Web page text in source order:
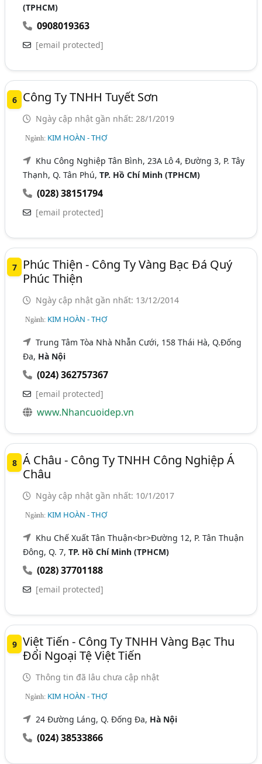
(TPHCM)
0908019363
[email protected]
6 Công Ty TNHH Tuyết Sơn
Ngày cập nhật gần nhất: 28/1/2019
Ngành: KIM HOÀN - THỢ
Khu Công Nghiệp Tân Bình, 23A Lô 4, Đường 3, P. Tây
Thạnh, Q. Tân Phú,TP. Hồ Chí Minh (TPHCM)
(028) 38151794
[email protected]
7
Phúc Thiện - Công Ty Vàng Bạc Đá Quý
Phúc Thiện
Ngày cập nhật gần nhất: 13/12/2014
Ngành: KIM HOÀN - THỢ
Trung Tâm Tòa Nhà Nhẫn Cưới, 158 Thái Hà, Q.Đống
Đa, Hà Nội
(024) 362757367
[email protected]
www.Nhancuoidep.vn
8 Á Châu - Công Ty TNHH Công Nghiệp Á
Châu
Ngày cập nhật gần nhất: 10/1/2017
Ngành: KIM HOÀN - THỢ
Khu Chế Xuất Tân Thuận<br>Đường 12, P. Tân Thuận
Đông, Q. 7,TP. Hồ Chí Minh (TPHCM)
(028) 37701188
[email protected]
9 Việt Tiến - Công Ty TNHH Vàng Bạc Thu
Đổi Ngoại Tệ Việt Tiến
Thông tin đã lâu chưa cập nhật
Ngành: KIM HOÀN - THỢ
24 Đường Láng, Q. Đống Đa, Hà Nội
(024) 38533866